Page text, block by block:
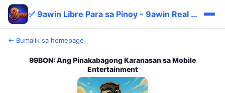
✅ 9awin Libre Para sa Pinoy - 9awin Real Madali Download
← Bumalik sa homepage
99BON: Ang Pinakabagong Karanasan sa Mobile
Entertainment